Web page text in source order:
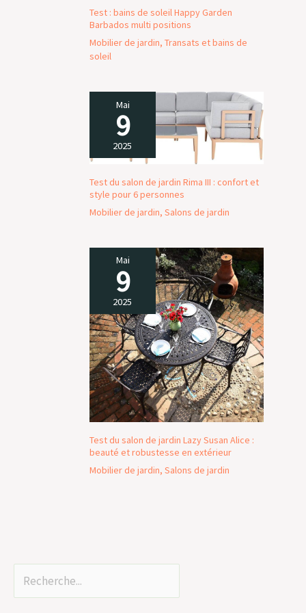
harmonieusement à tous les environnements,
du balcon à la grande terrasse.
Test : bains de soleil Happy Garden
Barbados multi positions
Mobilier de jardin, Transats et bains de
soleil
Mai
9
2025
Test du salon de jardin Rima III : confort et
style pour 6 personnes
Mobilier de jardin, Salons de jardin
Mai
9
2025
Test du salon de jardin Lazy Susan Alice :
beauté et robustesse en extérieur
Mobilier de jardin, Salons de jardin